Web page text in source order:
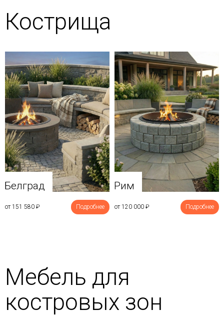
Кострища
Белград
от 151 580 ₽ Подробнее
Рим
от 120 000 ₽ Подробнее
Мебель для
костровых зон